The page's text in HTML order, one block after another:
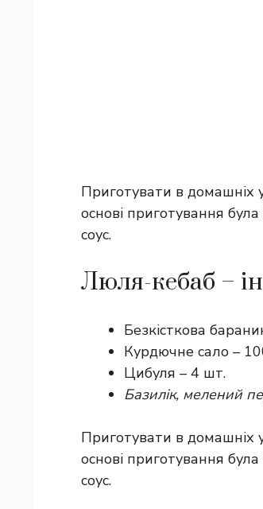
Приготувати в домашніх
основі приготування
соус.
Люля-кебаб –
Безкісткова
Курдючне сало –
Цибуля – 4 шт.
Базилік, мелений
Приготувати в домашніх
основі приготування
соус.